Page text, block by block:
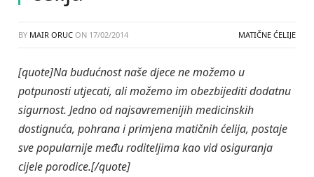
BY MAIR ORUC ON 17/02/2014 MATIČNE ĆELIJE
[quote]Na budućnost naše djece ne možemo u
potpunosti utjecati, ali možemo im obezbijediti dodatnu
sigurnost. Jedno od najsavremenijih medicinskih
dostignuća, pohrana i primjena matičnih ćelija, postaje
sve popularnije među roditeljima kao vid osiguranja
cijele porodice.[/quote]